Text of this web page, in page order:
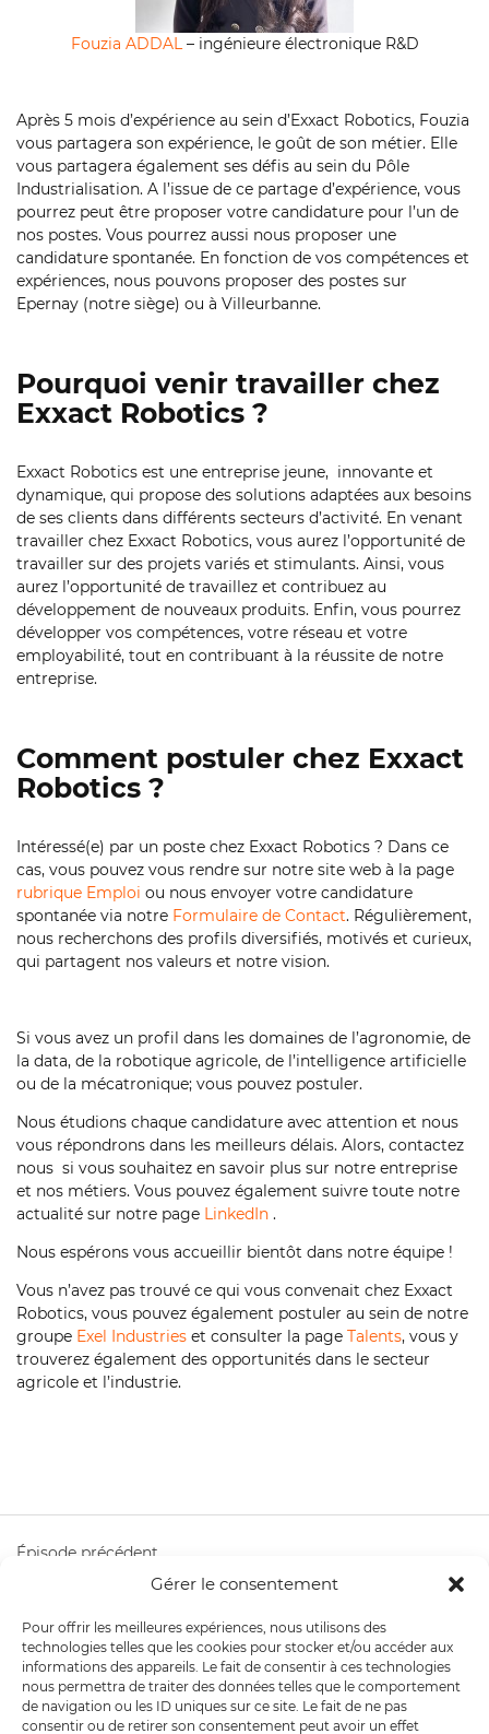
Gérer le consentement
Pour offrir les meilleures expériences, nous utilisons des
technologies telles que les cookies pour stocker et/ou accéder aux
informations des appareils. Le fait de consentir à ces technologies
nous permettra de traiter des données telles que le comportement
de navigation ou les ID uniques sur ce site. Le fait de ne pas
consentir ou de retirer son consentement peut avoir un effet
Fouzia ADDAL– ingénieure électronique R&D
Après 5 mois d’expérience au sein d’Exxact Robotics, Fouzia
vous partagera son expérience, le goût de son métier. Elle
vous partagera également ses défis au sein du Pôle
Industrialisation. A l’issue de ce partage d’expérience, vous
pourrez peut être proposer votre candidature pour l’un de
nos postes. Vous pourrez aussi nous proposer une
candidature spontanée. En fonction de vos compétences et
expériences, nous pouvons proposer des postes sur
Epernay (notre siège) ou à Villeurbanne.
Pourquoi venir travailler chez
Exxact Robotics ?
Exxact Robotics est une entreprise jeune, innovante et
dynamique, qui propose des solutions adaptées aux besoins
de ses clients dans différents secteurs d’activité. En venant
travailler chez Exxact Robotics, vous aurez l’opportunité de
travailler sur des projets variés et stimulants. Ainsi, vous
aurez l’opportunité de travaillez et contribuez au
développement de nouveaux produits. Enfin, vous pourrez
développer vos compétences, votre réseau et votre
employabilité, tout en contribuant à la réussite de notre
entreprise.
Comment postuler chez Exxact
Robotics ?
Intéressé(e) par un poste chez Exxact Robotics ? Dans ce
cas, vous pouvez vous rendre sur notre site web à la page
rubrique Emploi ou nous envoyer votre candidature
spontanée via notre Formulaire de Contact. Régulièrement,
nous recherchons des profils diversifiés, motivés et curieux,
qui partagent nos valeurs et notre vision.
Si vous avez un profil dans les domaines de l’agronomie, de
la data, de la robotique agricole, de l’intelligence artificielle
ou de la mécatronique; vous pouvez postuler.
Nous étudions chaque candidature avec attention et nous
vous répondrons dans les meilleurs délais. Alors, contactez
nous si vous souhaitez en savoir plus sur notre entreprise
et nos métiers. Vous pouvez également suivre toute notre
actualité sur notre page LinkedIn .
Nous espérons vous accueillir bientôt dans notre équipe !
Vous n’avez pas trouvé ce qui vous convenait chez Exxact
Robotics, vous pouvez également postuler au sein de notre
groupe Exel Industries et consulter la page Talents, vous y
trouverez également des opportunités dans le secteur
agricole et l’industrie.
Épisode précédent
Mon stage chez Exxact Robotics épisode 8 Denizhan
Épisode suivant
Mon stage chez Exxact Robotics épisode 11 Luc Henrio